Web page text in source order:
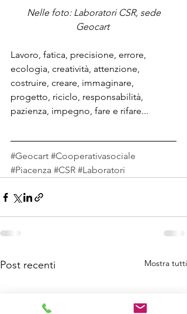
Nelle foto: Laboratori CSR, sede
Geocart
Lavoro, fatica, precisione, errore,
ecologia, creatività, attenzione,
costruire, creare, immaginare,
progetto, riciclo, responsabilità,
pazienza, impegno, fare e rifare...
#Geocart #Cooperativasociale
#Piacenza #CSR #Laboratori
Post recenti Mostra tutti